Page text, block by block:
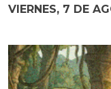
VIERNES, 7 DE